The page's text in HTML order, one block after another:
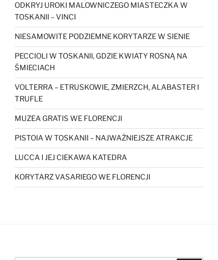
ODKRYJ UROKI MALOWNICZEGO MIASTECZKA W
TOSKANII – VINCI
NIESAMOWITE PODZIEMNE KORYTARZE W SIENIE
PECCIOLI W TOSKANII, GDZIE KWIATY ROSNĄ NA
ŚMIECIACH
VOLTERRA – ETRUSKOWIE, ZMIERZCH, ALABASTER I
TRUFLE
MUZEA GRATIS WE FLORENCJI
PISTOIA W TOSKANII – NAJWAŻNIEJSZE ATRAKCJE
LUCCA I JEJ CIEKAWA KATEDRA
KORYTARZ VASARIEGO WE FLORENCJI